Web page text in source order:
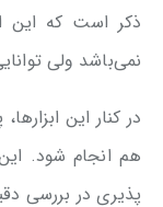
ذکر است که این
نمی‌باشد ولی
در کنار این
هم انجام شود.
پذیری در بررسی